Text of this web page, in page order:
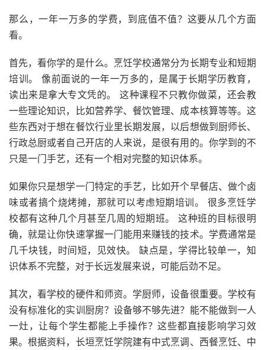
那么，一年一万多的学费，到底值不值？这要从几个方面
看。
首先，看你学的是什么。烹饪学校通常分为长期专业和短期
培训。 像前面说的一年一万多的，是属于长期学历教育，
读出来是拿大专文凭的。 这种课程不只教你做菜，还会教
一些理论知识，比如营养学、餐饮管理、成本核算等等。这
些东西对于想在餐饮行业里长期发展，以后想做到厨师长、
行政总厨或者自己开店的人来说，是很有用的。你学到的不
只是一门手艺，还有一个相对完整的知识体系。
如果你只是想学一门特定的手艺，比如开个早餐店、做个卤
味或者搞个烧烤摊，那就可以考虑短期培训。 很多烹饪学
校都有这种几个月甚至几周的短期班。 这种班的目标很明
确，就是让你快速掌握一门能用来赚钱的技术。学费通常是
几千块钱，时间短，见效快。 缺点是，学得比较单一，知
识体系不完整，对于长远发展来说，可能后劲不足。
其次，看学校的硬件和师资。学厨师，设备很重要。学校有
没有标准化的实训厨房？设备够不够先进？能不能做到一人
一灶，让每个学生都能上手操作？这些都直接影响学习效
果。根据资料，长垣烹饪学院建有中式烹调、西餐烹饪、中